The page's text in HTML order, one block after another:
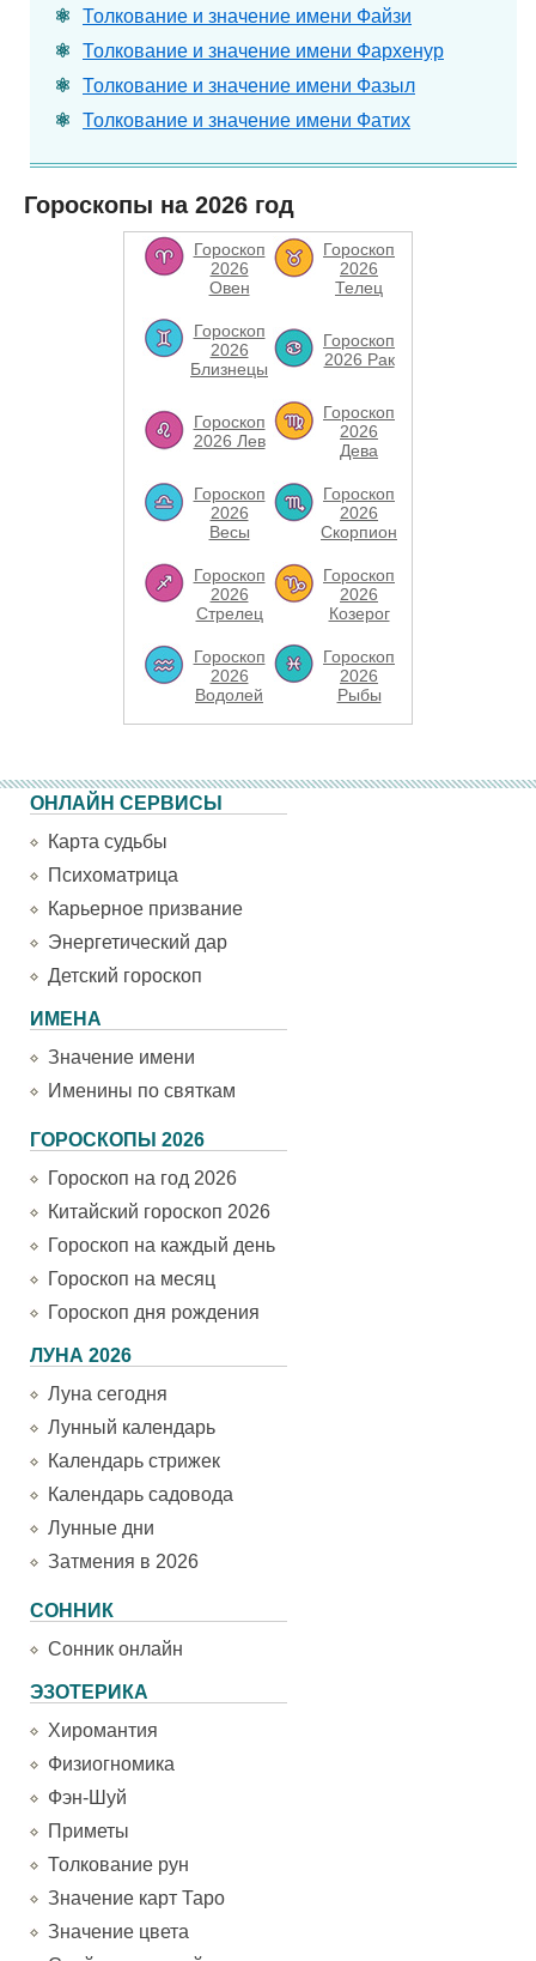
Толкование и значение имени Файзи
Толкование и значение имени Фархенур
Толкование и значение имени Фазыл
Толкование и значение имени Фатих
Гороскопы на 2026 год
Гороскоп
2026
Овен
Гороскоп
2026
Телец
Гороскоп
2026
Близнецы
Гороскоп
2026 Рак
Гороскоп
2026 Лев
Гороскоп
2026
Дева
Гороскоп
2026
Весы
Гороскоп
2026
Скорпион
Гороскоп
2026
Стрелец
Гороскоп
2026
Козерог
Гороскоп
2026
Водолей
Гороскоп
2026
Рыбы
ОНЛАЙН СЕРВИСЫ
Карта судьбы
Психоматрица
Карьерное призвание
Энергетический дар
Детский гороскоп
ИМЕНА
Значение имени
Именины по святкам
ГОРОСКОПЫ 2026
Гороскоп на год 2026
Китайский гороскоп 2026
Гороскоп на каждый день
Гороскоп на месяц
Гороскоп дня рождения
ЛУНА 2026
Луна сегодня
Лунный календарь
Календарь стрижек
Календарь садовода
Лунные дни
Затмения в 2026
СОННИК
Сонник онлайн
ЭЗОТЕРИКА
Хиромантия
Физиогномика
Фэн-Шуй
Приметы
Толкование рун
Значение карт Таро
Значение цвета